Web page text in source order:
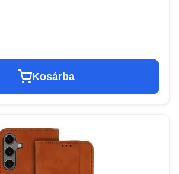
Kosárba